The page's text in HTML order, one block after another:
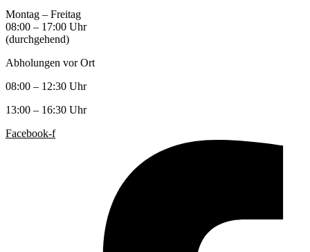
Montag – Freitag
08:00 – 17:00 Uhr
(durchgehend)
Abholungen vor Ort
08:00 – 12:30 Uhr
13:00 – 16:30 Uhr
Facebook-f